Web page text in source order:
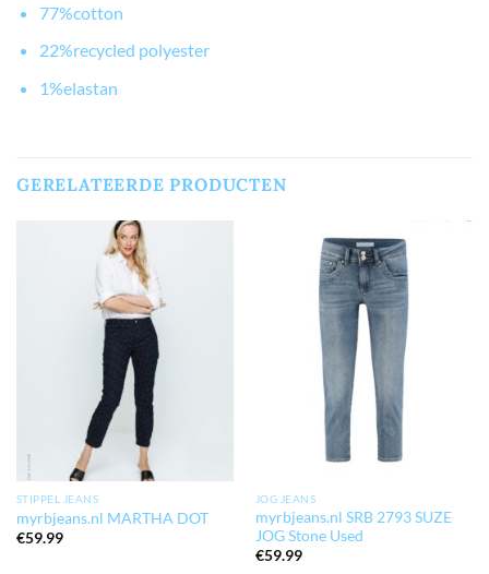
77%cotton
22%recycled polyester
1%elastan
GERELATEERDE PRODUCTEN
STIPPEL JEANS
myrbjeans.nl MARTHA DOT
€59.99
JOG JEANS
myrbjeans.nl SRB 2793 SUZE
JOG Stone Used
€59.99